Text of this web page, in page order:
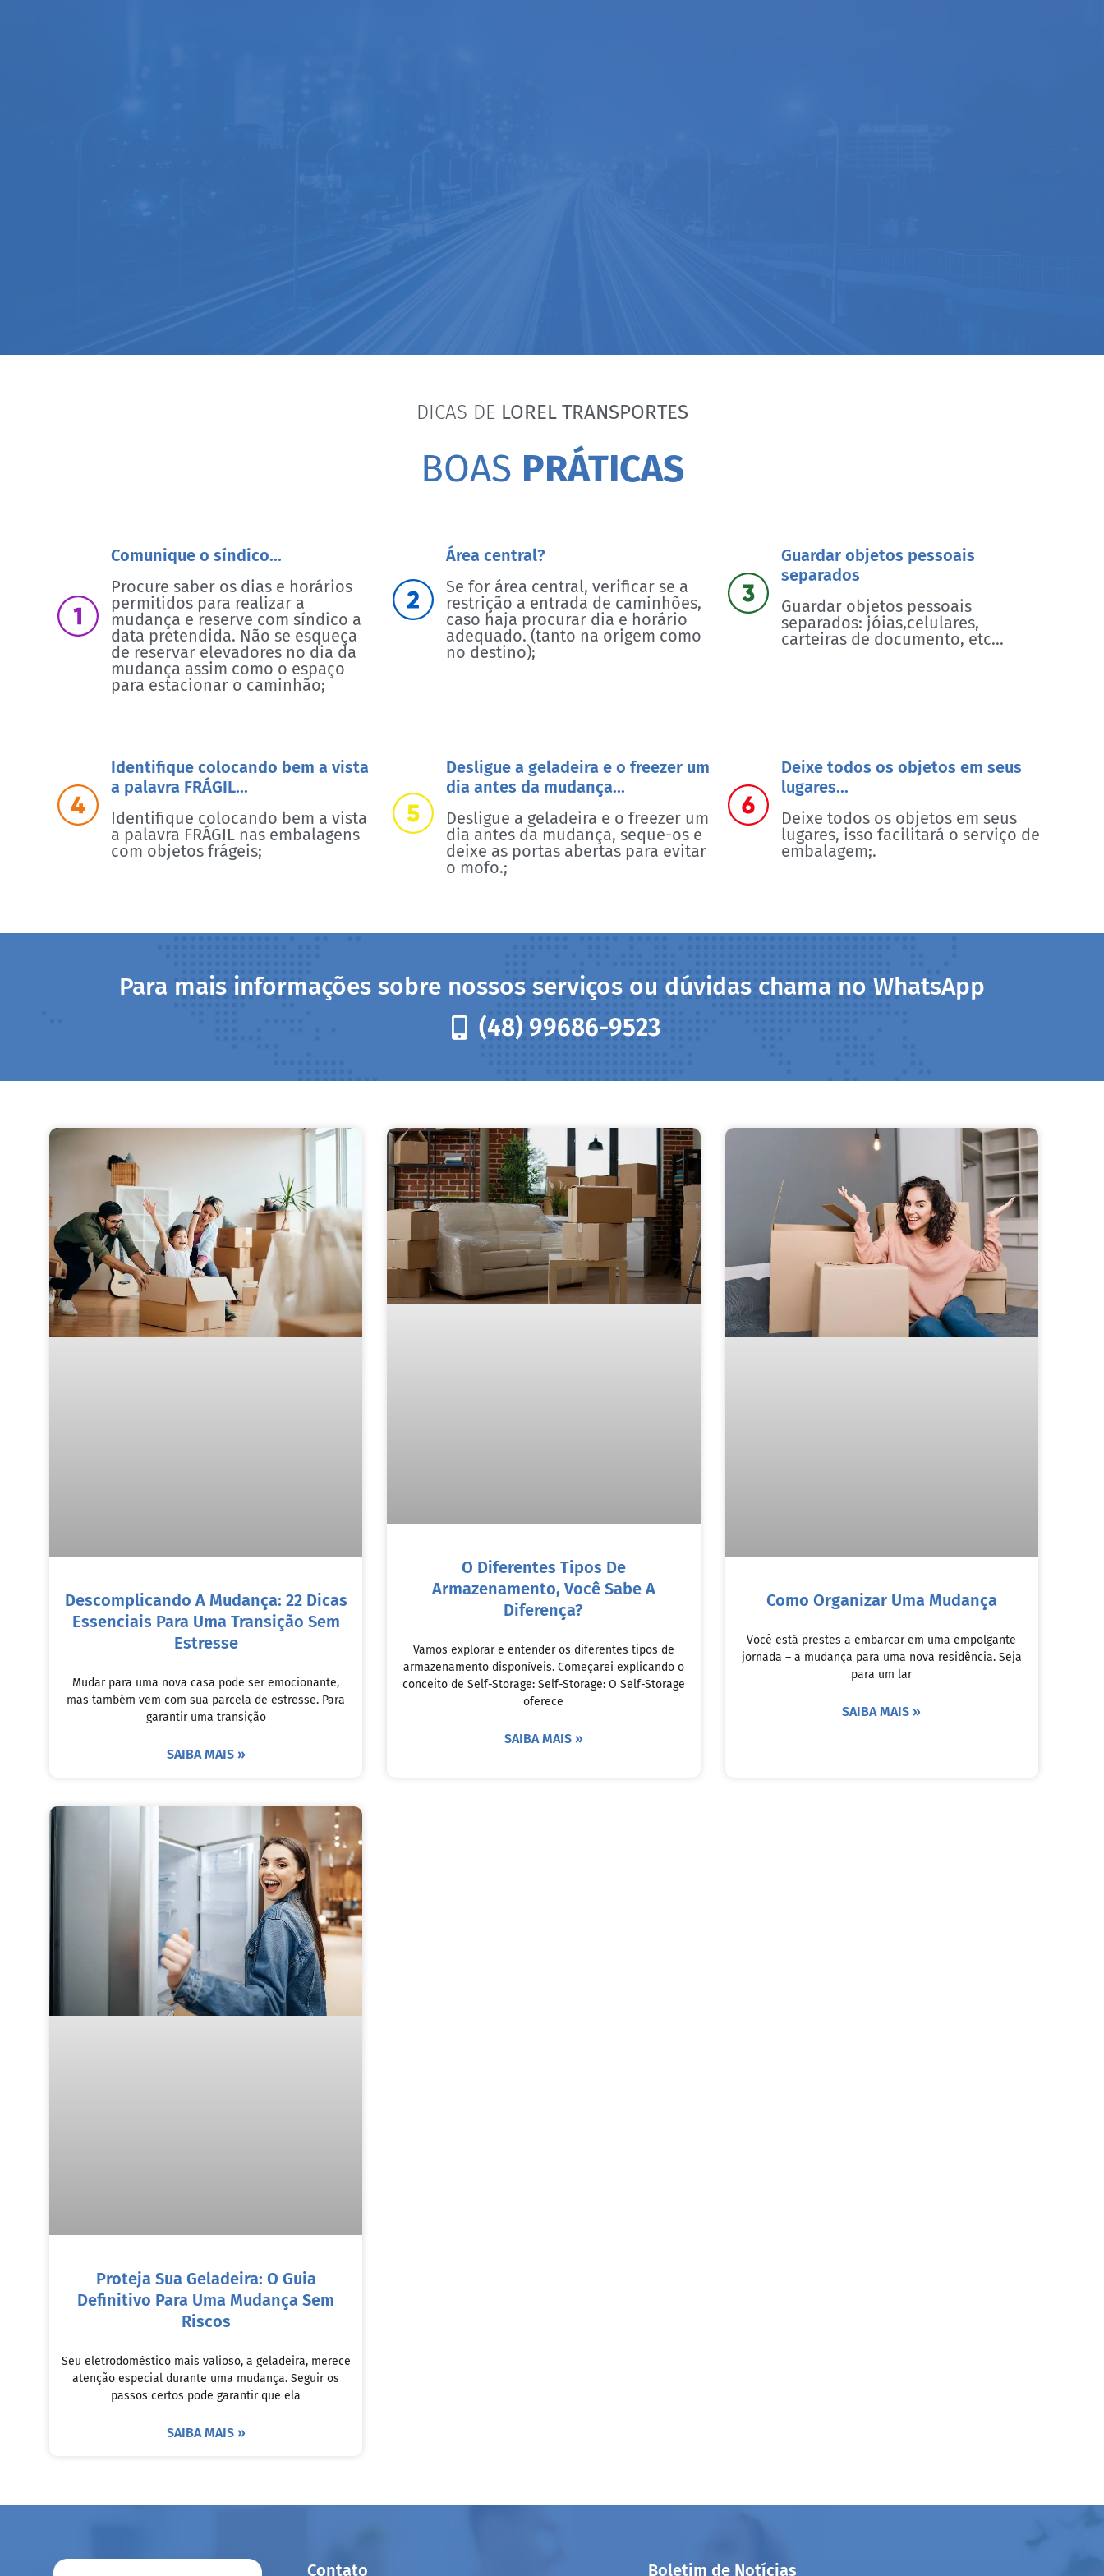
DICAS DE LOREL TRANSPORTES
BOAS PRÁTICAS
Comunique o síndico...
Procure saber os dias e horários
permitidos para realizar a
mudança e reserve com síndico a
data pretendida. Não se esqueça
de reservar elevadores no dia da
mudança assim como o espaço
para estacionar o caminhão;
Área central?
Se for área central, verificar se a
restrição a entrada de caminhões,
caso haja procurar dia e horário
adequado. (tanto na origem como
no destino);
Guardar objetos pessoais
separados
Guardar objetos pessoais
separados: jóias,celulares,
carteiras de documento, etc...
Identifique colocando bem a vista
a palavra FRÁGIL...
Identifique colocando bem a vista
a palavra FRÁGIL nas embalagens
com objetos frágeis;
Desligue a geladeira e o freezer um
dia antes da mudança...
Desligue a geladeira e o freezer um
dia antes da mudança, seque-os e
deixe as portas abertas para evitar
o mofo.;
Deixe todos os objetos em seus
lugares...
Deixe todos os objetos em seus
lugares, isso facilitará o serviço de
embalagem;.
Para mais informações sobre nossos serviços ou dúvidas chama no WhatsApp
(48) 99686-9523
Descomplicando A Mudança: 22 Dicas
Essenciais Para Uma Transição Sem
Estresse
Mudar para uma nova casa pode ser emocionante,
mas também vem com sua parcela de estresse. Para
garantir uma transição
SAIBA MAIS »
O Diferentes Tipos De
Armazenamento, Você Sabe A
Diferença?
Vamos explorar e entender os diferentes tipos de
armazenamento disponíveis. Começarei explicando o
conceito de Self-Storage: Self-Storage: O Self-Storage
oferece
SAIBA MAIS »
Como Organizar Uma Mudança
Você está prestes a embarcar em uma empolgante
jornada – a mudança para uma nova residência. Seja
para um lar
SAIBA MAIS »
Proteja Sua Geladeira: O Guia
Definitivo Para Uma Mudança Sem
Riscos
Seu eletrodoméstico mais valioso, a geladeira, merece
atenção especial durante uma mudança. Seguir os
passos certos pode garantir que ela
SAIBA MAIS »
Contato Boletim de Notícias